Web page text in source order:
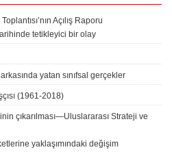
Açılış Raporu
tetikleyici bir olay
yatan sınıfsal gerçekler
(1961-2018)
çıkarılması—Uluslararası Strateji ve
yaklaşımındaki değişim